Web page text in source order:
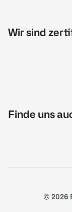
Wir sind
Finde uns
© 2026